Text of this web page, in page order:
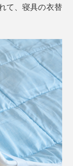
て、寝具の衣替